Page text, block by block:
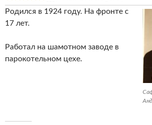
Родился в 1924 году. На фронте с
17 лет.
Работал на шамотном заводе в
парокотельном цехе.